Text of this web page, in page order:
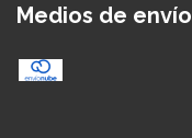
Medios de envío